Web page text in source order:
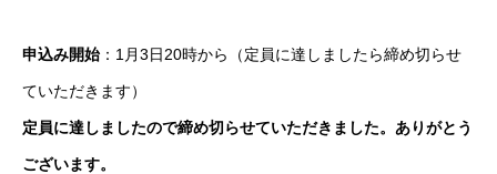
申込み開始：1月3日20時から（定員に達しましたら締め切らせ
ていただきます）
定員に達しましたので締め切らせていただきました。ありがとう
ございます。